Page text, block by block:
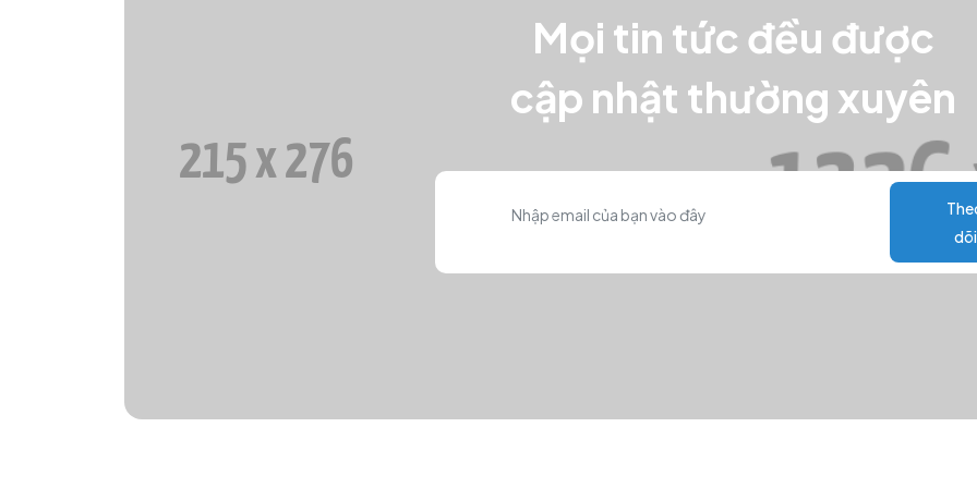
Mọi tin tức đều được
cập nhật thường xuyên
dõi